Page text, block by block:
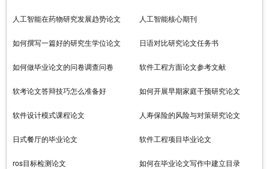
人工智能在药物研究发展趋势论文 人工智能核心期刊
如何撰写一篇好的研究生学位论文 日语对比研究论文任务书
如何做毕业论文的问卷调查问卷 软件工程方面论文参考文献
软考论文答辩技巧怎么准备好 如何开展早期家庭干预研究论文
软件设计模式课程论文 人寿保险的风险与对策研究论文
日式餐厅的毕业论文 软件工程项目毕业论文
ros目标检测论文 如何在毕业论文写作中建立目录